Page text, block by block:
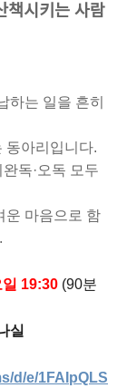
책시키는 사람
하는 일을 흔히
동아리입니다.
독·오독 모두
운 마음으로 함
일 19:30 (90분
실
d/e/1FAIpQLS